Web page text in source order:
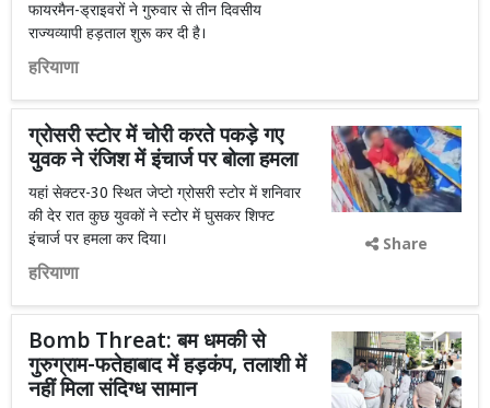
फायरमैन-ड्राइवरों ने गुरुवार से तीन दिवसीय
राज्यव्यापी हड़ताल शुरू कर दी है।
हरियाणा
ग्रोसरी स्टोर में चोरी करते पकड़े गए
युवक ने रंजिश में इंचार्ज पर बोला हमला
यहां सेक्टर-30 स्थित जेप्टो ग्रोसरी स्टोर में शनिवार
की देर रात कुछ युवकों ने स्टोर में घुसकर शिफ्ट
इंचार्ज पर हमला कर दिया।
हरियाणा
Share
Bomb Threat: बम धमकी से
गुरुग्राम-फतेहाबाद में हड़कंप, तलाशी में
नहीं मिला संदिग्ध सामान